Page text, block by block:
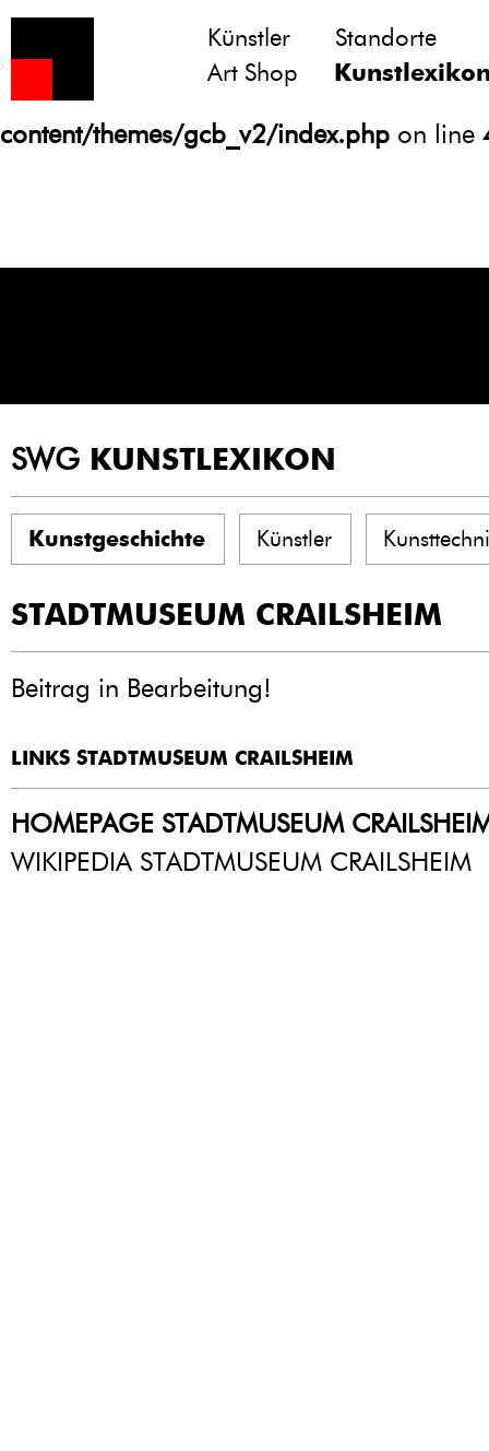
Notice
: Undefined variable: atts in
/homepages/21/d13550920/htdocs/
content/themes/gcb_v2/index.php on line
Künstler
Standorte
Art Shop
SWG KUNSTLEXIKON
Kunstgeschichte Künstler
STADTMUSEUM CRAILSHEIM
Beitrag in Bearbeitung!
LINKS STADTMUSEUM CRAILSHEIM
HOMEPAGE STADTMUSEUM
WIKIPEDIA STADTMUSEUM CRAILSHEIM